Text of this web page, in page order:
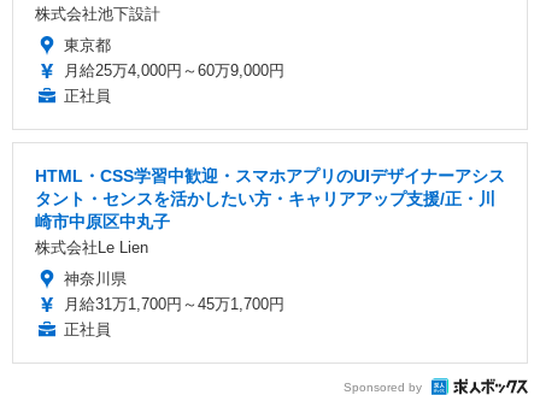
株式会社池下設計
東京都
月給25万4,000円～60万9,000円
正社員
HTML・CSS学習中歓迎・スマホアプリのUIデザイナーアシス
タント・センスを活かしたい方・キャリアアップ支援/正・川
崎市中原区中丸子
株式会社Le Lien
神奈川県
月給31万1,700円～45万1,700円
正社員
Sponsored by